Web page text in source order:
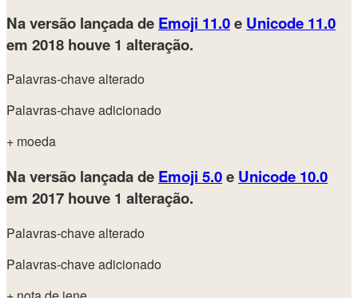
Na versão lançada de Emoji 11.0e Unicode 11.0
em 2018 houve 1 alteração.
Palavras-chave alterado
Palavras-chave adicionado
+ moeda
Na versão lançada de Emoji 5.0e Unicode 10.0
em 2017 houve 1 alteração.
Palavras-chave alterado
Palavras-chave adicionado